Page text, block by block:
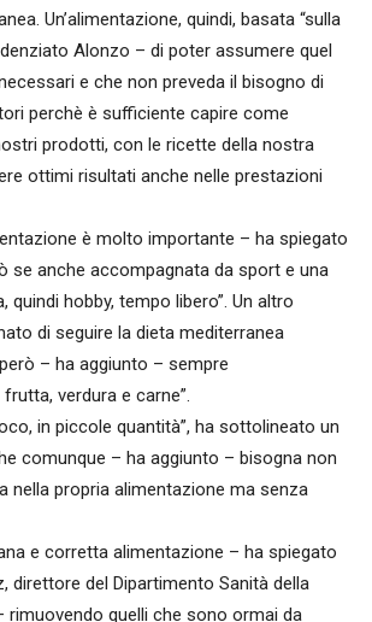
Un’alimentazione, quindi, basata “sulla
Alonzo – di poter assumere quel
e che non preveda il bisogno di
perchè è sufficiente capire come
prodotti, con le ricette della nostra
ottimi risultati anche nelle prestazioni
è molto importante – ha spiegato
se anche accompagnata da sport e una
quindi hobby, tempo libero”. Un altro
di seguire la dieta mediterranea
– ha aggiunto – sempre
verdura e carne”.
in piccole quantità”, ha sottolineato un
comunque – ha aggiunto – bisogna non
nella propria alimentazione ma senza
e corretta alimentazione – ha spiegato
direttore del Dipartimento Sanità della
rimuovendo quelli che sono ormai da